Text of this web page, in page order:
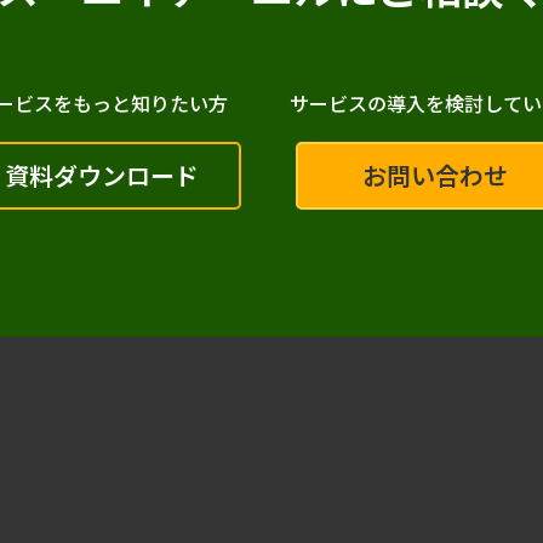
ビスをもっと知りたい方
資料ダウンロード
サービスの導入を検討して
お問い合わせ